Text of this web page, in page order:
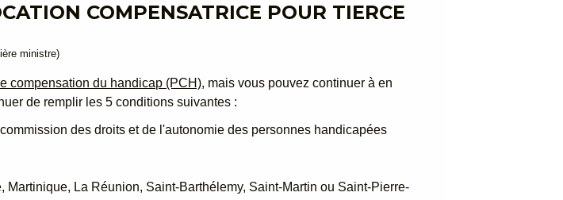
COMPENSATRICE POUR TIERCE
ministre)
compensation du handicap (PCH), mais vous pouvez continuer à en
de remplir les 5 conditions suivantes :
des droits et de l'autonomie des personnes handicapées
Martinique, La Réunion, Saint-Barthélemy, Saint-Martin ou Saint-Pierre-